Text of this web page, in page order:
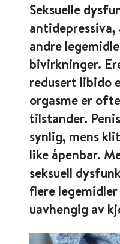
Seksuelle
andre
bivirkninger.
redusert libido
orgasme er
tilstander.
synlig, mens
like åpenbar.
seksuell
flere
uavhengig av